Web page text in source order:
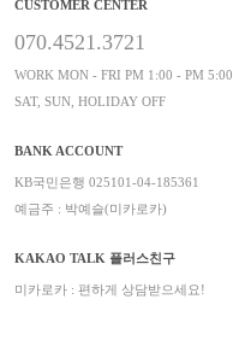
CUSTOMER CENTER
070.4521.3721
WORK MON - FRI PM 1:00 - PM 5:00
SAT, SUN, HOLIDAY OFF
BANK ACCOUNT
KB국민은행 025101-04-185361
예금주 : 박예슬(미카로카)
KAKAO TALK 플러스친구
미카로카 : 편하게 상담받으세요!